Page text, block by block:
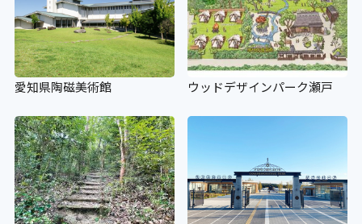
愛知県陶磁美術館 ウッドデザインパーク瀬戸